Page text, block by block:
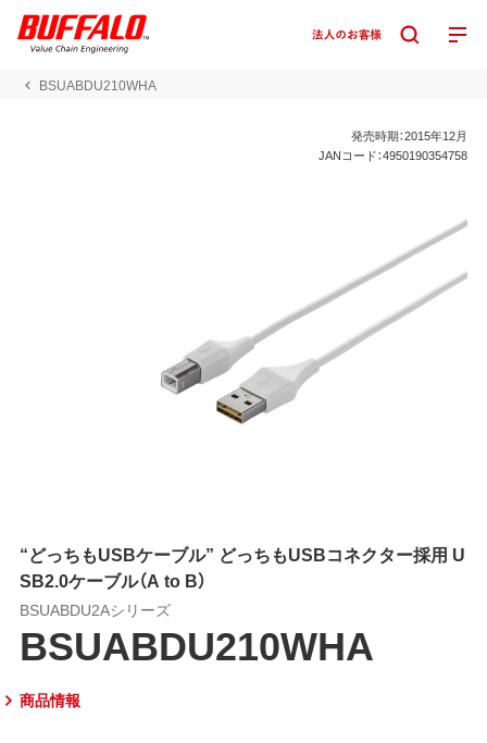
BSUABDU210WHA
発売時期：2015年12月
JANコード：4950190354758
“どっちもUSBケーブル” どっちもUSBコネクター採用 U
SB2.0ケーブル（A to B）
BSUABDU2Aシリーズ
BSUABDU210WHA
商品情報